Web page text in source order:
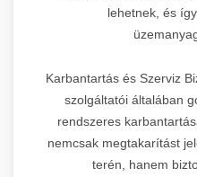
lehetnek, és
Karbantartás és Szerviz
szolgáltatói általában
rendszeres
nemcsak megtakarítást
terén, hanem